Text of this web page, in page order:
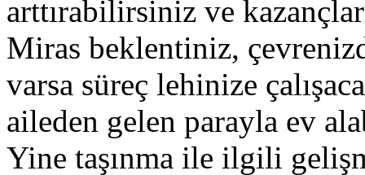
arttırabilirsiniz ve
Miras beklentiniz,
varsa süreç lehinize
aileden gelen parayla ev
Yine taşınma ile ilgili